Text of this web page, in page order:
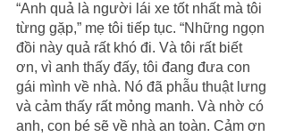
“Anh quả là người lái xe tốt nhất mà tôi
từng gặp,” mẹ tôi tiếp tục. “Những ngọn
đồi này quả rất khó đi. Và tôi rất biết
ơn, vì anh thấy đấy, tôi đang đưa con
gái mình về nhà. Nó đã phẫu thuật lưng
và cảm thấy rất mỏng manh. Và nhờ có
anh, con bé sẽ về nhà an toàn. Cảm ơn